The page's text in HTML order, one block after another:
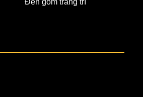
Đèn gốm trang trí